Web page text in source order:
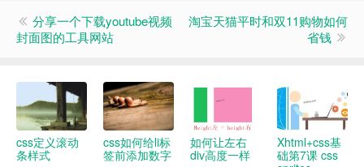
分享一个下载youtube视频
封面图的工具网站
淘宝天猫平时和双11购物如何
省钱
css定义滚动
条样式
css如何给li标
签前添加数字
如何让左右
div高度一样
Xhtml+css基
础第7课 css